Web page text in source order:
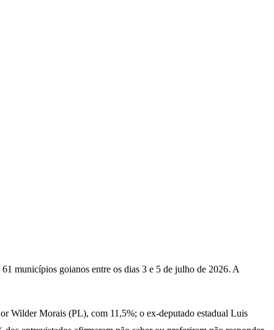
municípios goianos entre os dias 3 e 5 de julho de 2026. A
Wilder Morais (PL), com 11,5%; o ex-deputado estadual Luis